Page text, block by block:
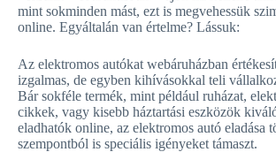
mint sokminden mást, ezt is megvehessük
online. Egyáltalán van értelme? Lássuk:
Az elektromos autókat webáruházban
izgalmas, de egyben kihívásokkal teli
Bár sokféle termék, mint például ruházat,
cikkek, vagy kisebb háztartási eszközök
eladhatók online, az elektromos autó eladása
szempontból is speciális igényeket támaszt.